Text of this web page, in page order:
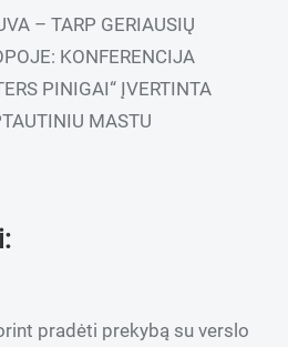
– TARP GERIAUSIŲ
KONFERENCIJA
PINIGAI“ ĮVERTINTA
MASTU
pradėti prekybą su verslo